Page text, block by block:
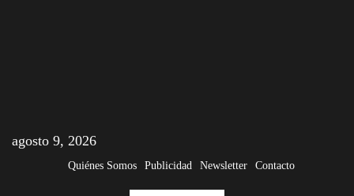
agosto 9, 2026
Quiénes Somos Publicidad Newsletter Contacto